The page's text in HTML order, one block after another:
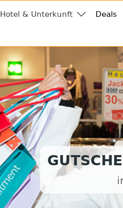
Hotel & Unterkunft Deals